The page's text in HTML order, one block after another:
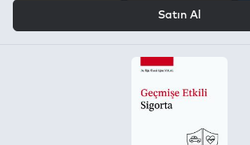
Satın Al